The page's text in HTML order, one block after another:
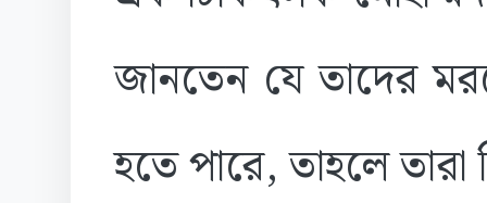
জানতেন যে তাদের
হতে পারে, তাহলে তারা